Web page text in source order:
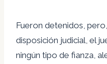
Fueron detenidos,
disposición judicial, el
ningún tipo de fianza,